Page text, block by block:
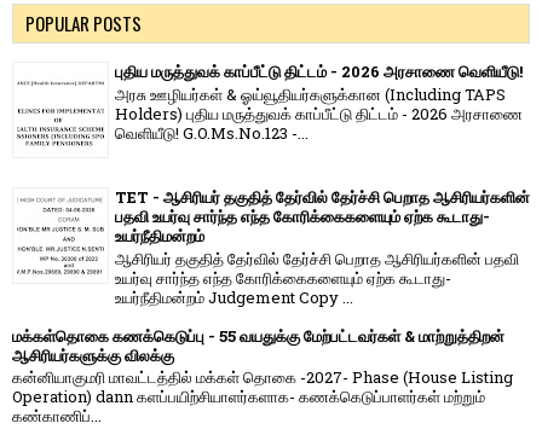
POPULAR POSTS
புதிய மருத்துவக் காப்பீட்டு திட்டம் - 2026 அரசாணை வெளியீடு!
அரசு ஊழியர்கள் & ஓய்வூதியர்களுக்கான (Including TAPS
Holders) புதிய மருத்துவக் காப்பீட்டு திட்டம் - 2026 அரசாணை
வெளியீடு! G.O.Ms.No.123 -...
TET - ஆசிரியர் தகுதித் தேர்வில் தேர்ச்சி பெறாத ஆசிரியர்களின்
பதவி உயர்வு சார்ந்த எந்த கோரிக்கைகளையும் ஏற்க கூடாது-
உயர்நீதிமன்றம்
ஆசிரியர் தகுதித் தேர்வில் தேர்ச்சி பெறாத ஆசிரியர்களின் பதவி
உயர்வு சார்ந்த எந்த கோரிக்கைகளையும் ஏற்க கூடாது-
உயர்நீதிமன்றம் Judgement Copy ...
மக்கள்தொகை கணக்கெடுப்பு - 55 வயதுக்கு மேற்பட்டவர்கள் & மாற்றுத்திறன்
ஆசிரியர்களுக்கு விலக்கு
கன்னியாகுமரி மாவட்டத்தில் மக்கள் தொகை -2027- Phase (House Listing
Operation) dann களப்பயிற்சியாளர்களாக- கணக்கெடுப்பாளர்கள் மற்றும்
கண்காணிப்...